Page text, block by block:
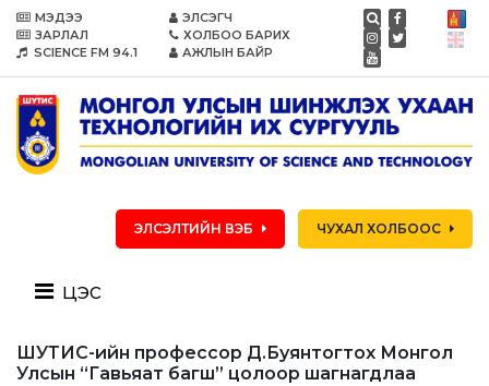
МЭДЭЭ
ЗАРЛАЛ
SCIENCE FM 94.1
ЭЛСЭГЧ
ХОЛБОО БАРИХ
АЖЛЫН БАЙР
ЭЛСЭЛТИЙН ВЭБ ЧУХАЛ ХОЛБООС
цэс
ШУТИС-ийн профессор Д.Буянтогтох Монгол
Улсын “Гавьяат багш” цолоор шагнагдлаа